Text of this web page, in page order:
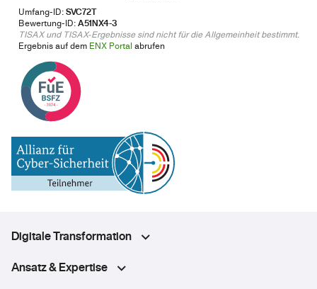
Umfang-ID:SVC72T
Bewertung-ID:A51NX4-3
TISAX und TISAX-Ergebnisse sind nicht für die Allgemeinheit bestimmt.
Ergebnis auf dem ENX Portal abrufen
Digitale Transformation
Ansatz & Expertise